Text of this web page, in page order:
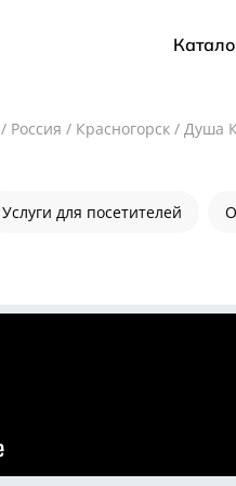
/ Россия / Красногорск / Душа
Услуги для посетителей